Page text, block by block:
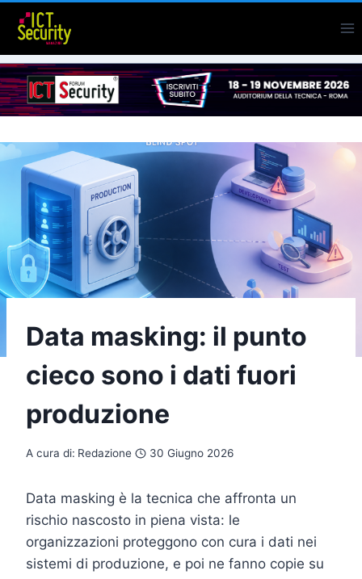
Salta
contenuto
Data masking: il punto
cieco sono i dati fuori
produzione
A cura di: Redazione 30 Giugno 2026
Data masking è la tecnica che affronta un
rischio nascosto in piena vista: le
organizzazioni proteggono con cura i dati nei
sistemi di produzione, e poi ne fanno copie su